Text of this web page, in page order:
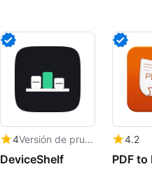
4 Versión de prueba
DeviceShelf
4.2